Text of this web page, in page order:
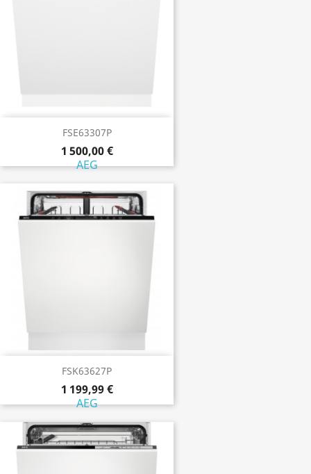
FSE63307P
1 500,00 €
AEG
FSK63627P
1 199,99 €
AEG